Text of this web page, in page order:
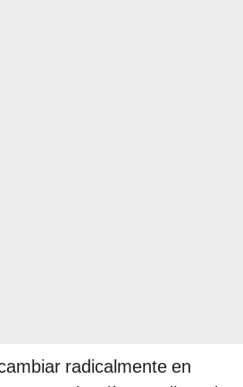
radicalmente en